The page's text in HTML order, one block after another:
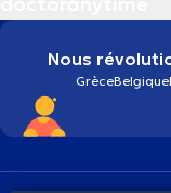
Nous
GrèceBelgique